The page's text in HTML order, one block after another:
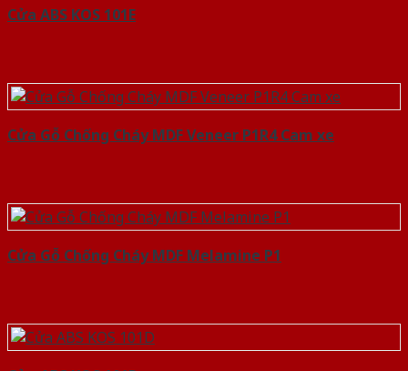
Cửa ABS KOS 101E
Cửa Gỗ Chống Cháy MDF Veneer P1R4 Cam xe
Cửa Gỗ Chống Cháy MDF Melamine P1